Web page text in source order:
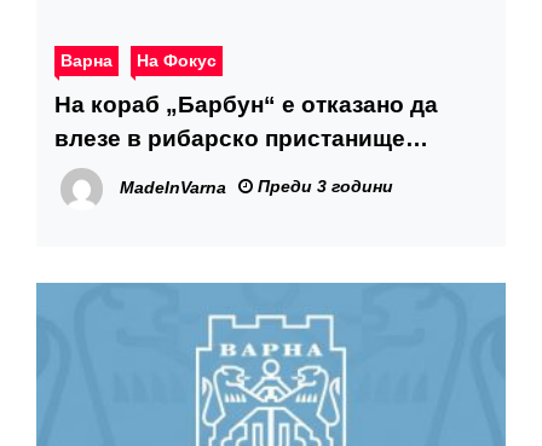
Варна На Фокус
На кораб „Барбун“ е отказано да
влезе в рибарско пристанище
„Карантината“
MadeInVarna Преди 3 години